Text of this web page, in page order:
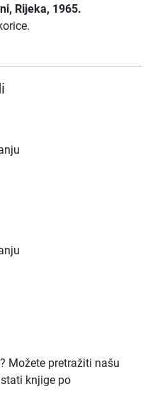
, Rijeka, 1965.
Možete pretražiti našu
knjige po